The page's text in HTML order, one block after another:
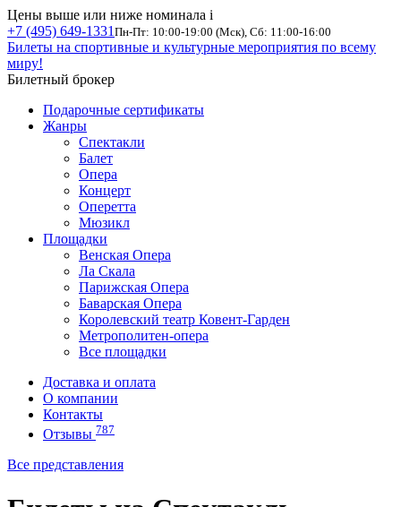
Цены выше или ниже номинала i
+7 (495) 649-1331 Пн-Пт: 10:00-19:00 (Мск), Сб: 11:00-16:00
Билеты на спортивные и культурные мероприятия по всему
миру!
Билетный брокер
Подарочные сертификаты
Жанры
Спектакли
Балет
Опера
Концерт
Оперетта
Мюзикл
Площадки
Венская Опера
Ла Скала
Парижская Опера
Баварская Опера
Королевский театр Ковент-Гарден
Метрополитен-опера
Все площадки
Доставка и оплата
О компании
Контакты
Отзывы 787
Все представления